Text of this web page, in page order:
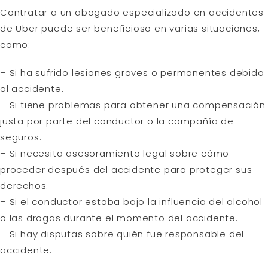
Contratar a un abogado especializado en accidentes
de Uber puede ser beneficioso en varias situaciones,
como:
– Si ha sufrido lesiones graves o permanentes debido
al accidente.
– Si tiene problemas para obtener una compensación
justa por parte del conductor o la compañía de
seguros.
– Si necesita asesoramiento legal sobre cómo
proceder después del accidente para proteger sus
derechos.
– Si el conductor estaba bajo la influencia del alcohol
o las drogas durante el momento del accidente.
– Si hay disputas sobre quién fue responsable del
accidente.